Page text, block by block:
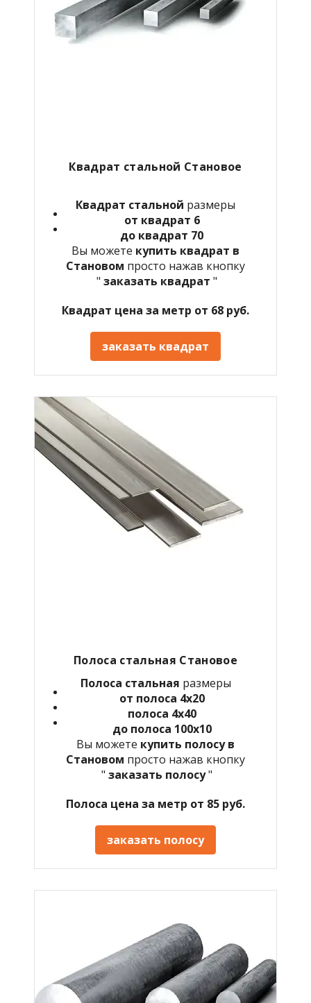
Квадрат стальной Становое
Квадрат стальной размеры
от квадрат 6
до квадрат 70
Вы можете купить квадрат в
Становом просто нажав кнопку
" заказать квадрат "
Квадрат цена за метр от 68 руб.
заказать квадрат
Полоса стальная Становое
Полоса стальная размеры
от полоса 4х20
полоса 4х40
до полоса 100х10
Вы можете купить полосу в
Становом просто нажав кнопку
" заказать полосу"
Полоса цена за метр от 85 руб.
заказать полосу